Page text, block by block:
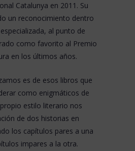
Catalunya en 2011. Su
un reconocimiento dentro
al punto de
como favorito al Premio
en los últimos años.
es de esos libros que
como enigmáticos de
estilo literario nos
de dos historias en
los capítulos pares a una
impares a la otra.